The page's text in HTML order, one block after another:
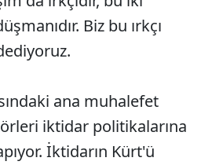
Biz bu ırkçı
ana muhalefet
iktidar politikalarına
İktidarın Kürt'ü